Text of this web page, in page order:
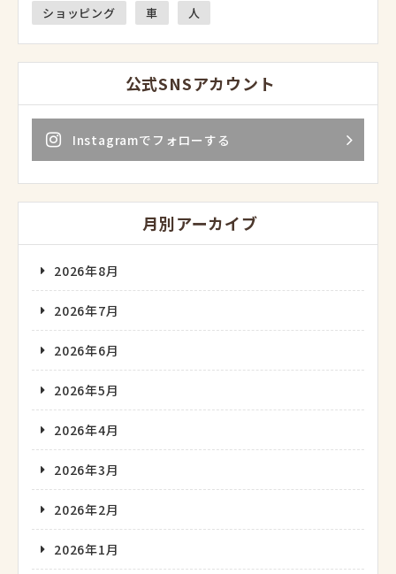
ショッピング
車 人
公式SNSアカウント
Instagramでフォローする
月別アーカイブ
2026年8月
2026年7月
2026年6月
2026年5月
2026年4月
2026年3月
2026年2月
2026年1月